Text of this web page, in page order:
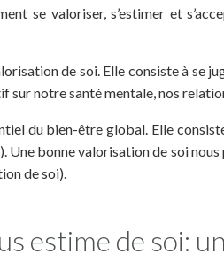
se valoriser, s’estimer et
de soi. Elle consiste à se
sur notre santé mentale, nos
du bien-être global. Elle
Une bonne valorisation de soi
de soi).
estime de soi: